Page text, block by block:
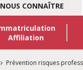
NOUS CONNAÎTRE
Affiliation
Prévention risques